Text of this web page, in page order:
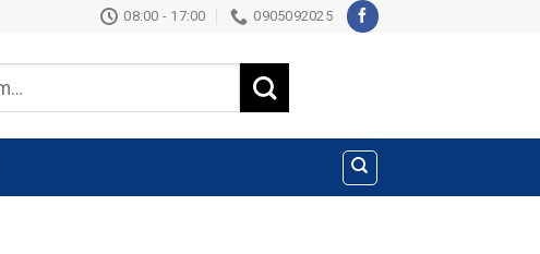
08:00 - 17:00 0905092025